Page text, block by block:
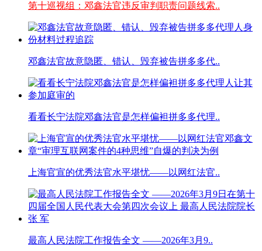
第十巡视组：邓鑫法官违反审判职责问题线索..
邓鑫法官故意隐匿、错认、毁弃被告拼多多代..
看看长宁法院邓鑫法官是怎样偏袒拼多多代理..
上海官宣的优秀法官水平堪忧——以网红法官..
最高人民法院工作报告全文 ——2026年3月9..